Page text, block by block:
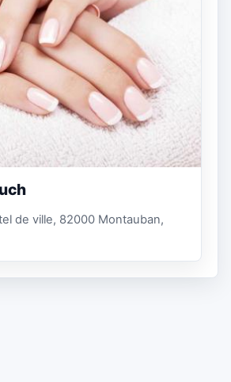
de ville, 82000 Montauban,